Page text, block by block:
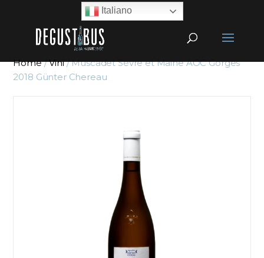
Home/Vini/ Muscadet Sèvre et Maine AOC Gorges
2018 Günter Chereau
Italiano